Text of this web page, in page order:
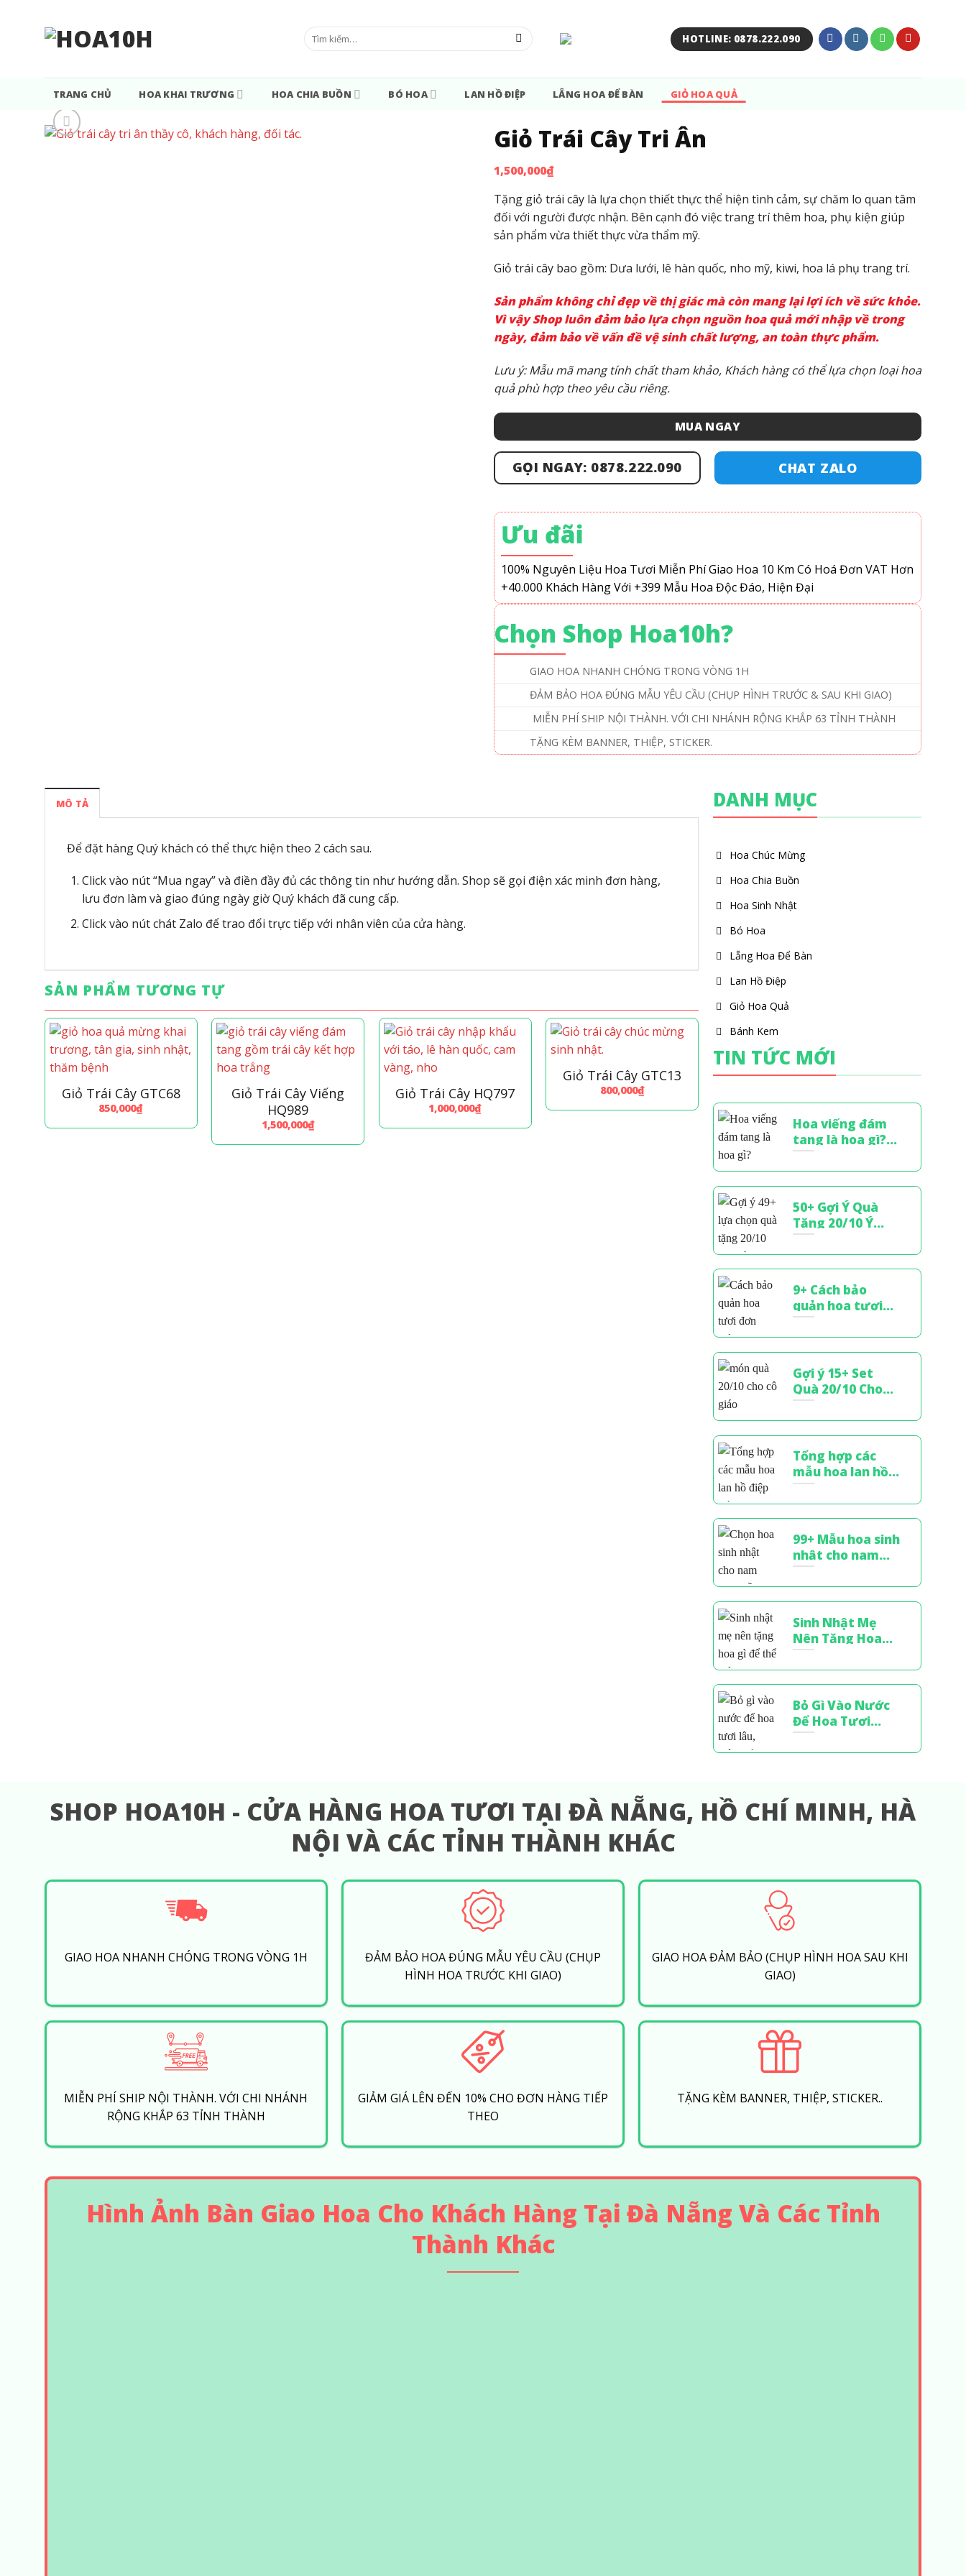
Tìm
HOTLINE: 0878.222.090
TRANG CHỦ HOA KHAI TRƯƠNG HOA CHIA BUỒN BÓ HOA LAN HỒ ĐIỆP LẴNG HOA ĐỂ BÀN GIỎ HOA QUẢ
Giỏ Trái Cây Tri Ân
1,500,000₫
Tặng giỏ trái cây là lựa chọn thiết thực thể hiện tình cảm, sự chăm lo quan tâm
đối với người được nhận. Bên cạnh đó việc trang trí thêm hoa, phụ kiện giúp
sản phẩm vừa thiết thực vừa thẩm mỹ.
Giỏ trái cây bao gồm: Dưa lưới, lê hàn quốc, nho mỹ, kiwi, hoa lá phụ trang trí.
Sản phẩm không chỉ đẹp về thị giác mà còn mang lại lợi ích về sức khỏe.
Vì vậy Shop luôn đảm bảo lựa chọn nguồn hoa quả mới nhập về trong
ngày, đảm bảo về vấn đề vệ sinh chất lượng, an toàn thực phẩm.
Lưu ý: Mẫu mã mang tính chất tham khảo, Khách hàng có thể lựa chọn loại hoa
quả phù hợp theo yêu cầu riêng.
MUA NGAY
GỌI NGAY: 0878.222.090 CHAT ZALO
Ưu đãi
100% Nguyên Liệu Hoa Tươi Miễn Phí Giao Hoa 10 Km Có Hoá Đơn VAT Hơn
+40.000 Khách HàngVới +399 Mẫu Hoa Độc Đáo, Hiện Đại
Chọn Shop Hoa10h?
GIAO HOA NHANH CHÓNG TRONG VÒNG 1H
ĐẢM BẢO HOA ĐÚNG MẪU YÊU CẦU (CHỤP HÌNH TRƯỚC & SAU KHI GIAO)
MIỄN PHÍ SHIP NỘI THÀNH. VỚI CHI NHÁNH RỘNG KHẮP 63 TỈNH THÀNH
TẶNG KÈM BANNER, THIỆP, STICKER.
MÔ TẢ
Để đặt hàng Quý khách có thể thực hiện theo 2 cách sau.
Click vào nút “Mua ngay” và điền đầy đủ các thông tin như hướng dẫn. Shop sẽ gọi điện xác minh đơn hàng,
lưu đơn làm và giao đúng ngày giờ Quý khách đã cung cấp.
Click vào nút chát Zalo để trao đổi trực tiếp với nhân viên của cửa hàng.
SẢN PHẨM TƯƠNG TỰ
Giỏ Trái Cây GTC68
850,000₫
Giỏ Trái Cây Viếng
HQ989
1,500,000₫
Giỏ Trái Cây HQ797
1,000,000₫
Giỏ Trái Cây GTC13
800,000₫
Giỏ Hoa Quả-HQ1
1,300,000 ₫
Giỏ Hoa
DANH MỤC
Hoa Chúc Mừng
Hoa Chia Buồn
Hoa Sinh Nhật
Bó Hoa
Lẵng Hoa Để Bàn
Lan Hồ Điệp
Giỏ Hoa Quả
Bánh Kem
TIN TỨC MỚI
Hoa viếng đám
tang là hoa gì?
Cách chọn hoa
chia buồn tinh tế
50+ Gợi Ý Quà
Tặng 20/10 Ý
Nghĩa, Chạm
Đến Trái Tim
Phái Đẹp
9+ Cách bảo
quản hoa tươi
lâu tại nhà, xử lý
bó hoa tặng
Gợi ý 15+ Set
Quà 20/10 Cho
Cô Giáo Tinh Tế,
Đầy Ý Nghĩa
Tổng hợp các
mẫu hoa lan hồ
điệp màu xanh
sang trọng,
đẳng cấp
99+ Mẫu hoa sinh
nhật cho nam
đẹp, sang trọng
& ý nghĩa nhất
Sinh Nhật Mẹ
Nên Tặng Hoa
Gì? Bí Quyết
Chọn Hoa Tinh
Tế
Bỏ Gì Vào Nước
Để Hoa Tươi
Lâu? 7 Bí Quyết
Từ Chuyên Gia
SHOP HOA10H - CỬA HÀNG HOA TƯƠI TẠI ĐÀ NẴNG, HỒ CHÍ MINH, HÀ
NỘI VÀ CÁC TỈNH THÀNH KHÁC
GIAO HOA NHANH CHÓNG TRONG VÒNG 1H
ĐẢM BẢO HOA ĐÚNG MẪU YÊU CẦU (CHỤP
HÌNH HOA TRƯỚC KHI GIAO)
GIAO HOA ĐẢM BẢO (CHỤP HÌNH HOA SAU KHI
GIAO)
MIỄN PHÍ SHIP NỘI THÀNH. VỚI CHI NHÁNH
RỘNG KHẮP 63 TỈNH THÀNH
GIẢM GIÁ LÊN ĐẾN 10% CHO ĐƠN HÀNG TIẾP
THEO
TẶNG KÈM BANNER, THIỆP, STICKER..
Hình Ảnh Bàn Giao Hoa Cho Khách Hàng Tại Đà Nẵng Và Các Tỉnh
Thành Khác